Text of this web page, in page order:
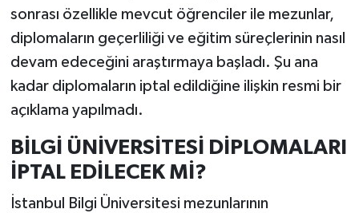
sonrası özellikle mevcut öğrenciler ile mezunlar,
diplomaların geçerliliği ve eğitim süreçlerinin nasıl
devam edeceğini araştırmaya başladı. Şu ana
kadar diplomaların iptal edildiğine ilişkin resmi bir
açıklama yapılmadı.
BİLGİ ÜNİVERSİTESİ DİPLOMALARI
İPTAL EDİLECEK Mİ?
İstanbul Bilgi Üniversitesi mezunlarının